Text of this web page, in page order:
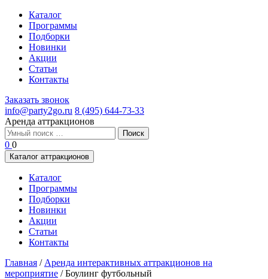
Каталог
Программы
Подборки
Новинки
Акции
Статьи
Контакты
Заказать звонок
info@party2go.ru 8 (495) 644-73-33
Аренда аттракционов
Найти:
0 0
Каталог аттракционов
Каталог
Программы
Подборки
Новинки
Акции
Статьи
Контакты
Главная / Аренда интерактивных аттракционов на
мероприятие /Боулинг футбольный